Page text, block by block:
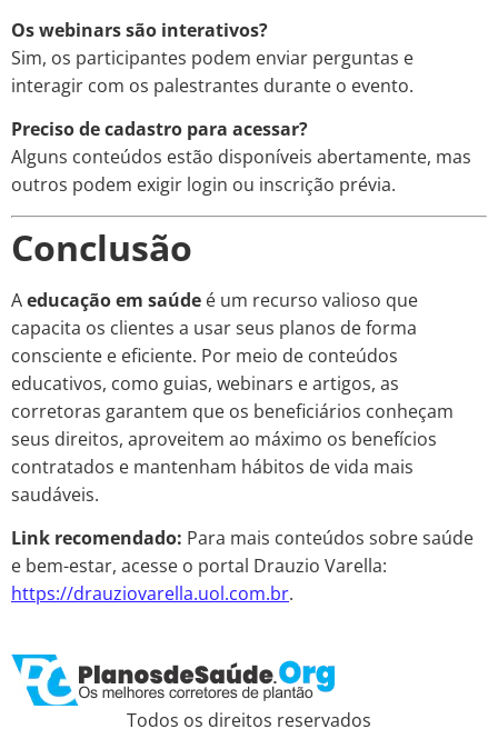
Os webinars são interativos?
Sim, os participantes podem enviar perguntas e
interagir com os palestrantes durante o evento.
Preciso de cadastro para acessar?
Alguns conteúdos estão disponíveis abertamente, mas
outros podem exigir login ou inscrição prévia.
Conclusão
Aeducação em saúde é um recurso valioso que
capacita os clientes a usar seus planos de forma
consciente e eficiente. Por meio de conteúdos
educativos, como guias, webinars e artigos, as
corretoras garantem que os beneficiários conheçam
seus direitos, aproveitem ao máximo os benefícios
contratados e mantenham hábitos de vida mais
saudáveis.
Link recomendado: Para mais conteúdos sobre saúde
e bem-estar, acesse o portal Drauzio Varella:
https://drauziovarella.uol.com.br.
Todos os direitos reservados